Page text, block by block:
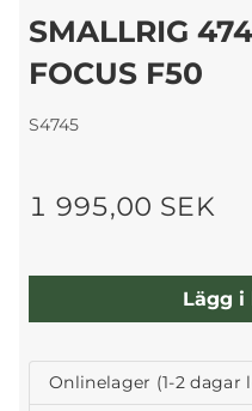
SMALLRIG
FOCUS F50
S4745
1 995,00 SEK
Lägg i
Onlinelager (1-2 dagar